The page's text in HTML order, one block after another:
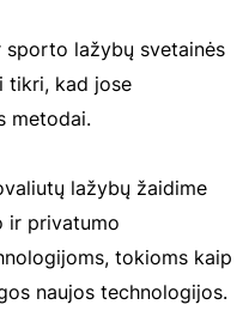
lažybų svetainės
tikri, kad jose
metodai.
lažybų žaidime
ir privatumo
tokioms kaip
naujos technologijos.